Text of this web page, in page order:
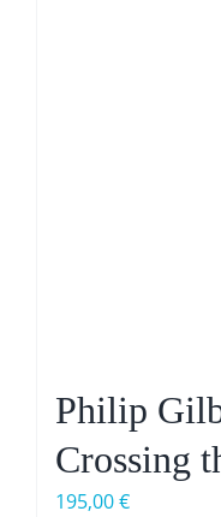
Philip
Crossing
195,00€